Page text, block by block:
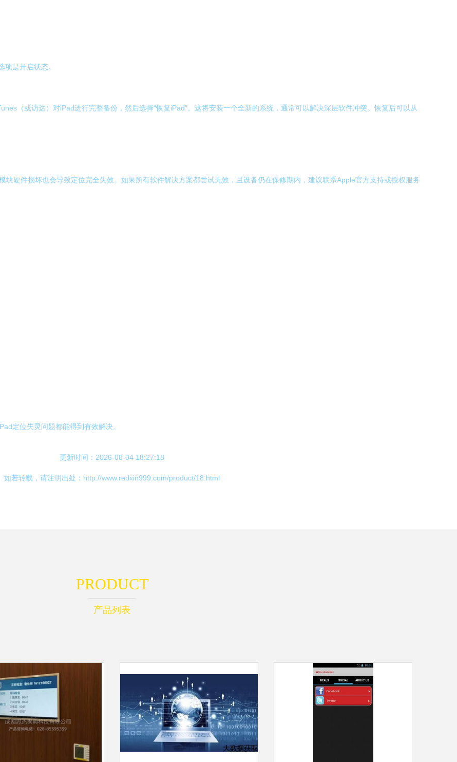
项是开启状态。
（或访达）对iPad进行完整备份，然后选择“恢复iPad”。这将安装一个全新的系统，通常可以解决深层软件冲突。恢复后可以从
块硬件损坏也会导致定位完全失效。如果所有软件解决方案都尝试无效，且设备仍在保修期内，建议联系Apple官方支持或授权服务
定位失灵问题都能得到有效解决。
更新时间：2026-08-04 18:27:18
如若转载，请注明出处：http://www.redxin999.com/product/18.html
PRODUCT
产品列表